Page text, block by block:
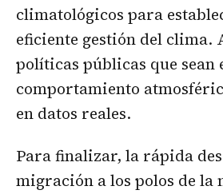
climatológicos para
eficiente gestión del clima.
políticas públicas que sean
comportamiento
en datos reales.
Para finalizar, la rápida
migración a los polos de la